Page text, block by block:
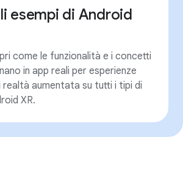
esempi di Android
come le funzionalità e i concetti
in app reali per esperienze
realtà aumentata su tutti i tipi di
XR.